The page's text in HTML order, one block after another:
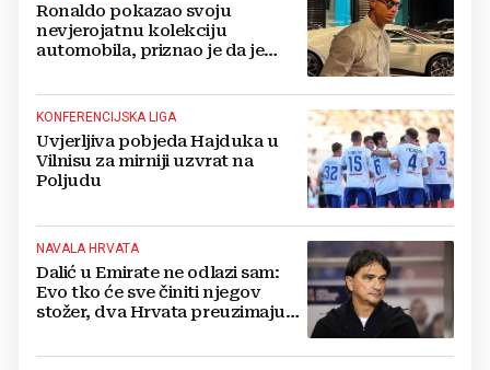
Ronaldo pokazao svoju
nevjerojatnu kolekciju
automobila, priznao je da je
KONFERENCIJSKA LIGA
Uvjerljiva pobjeda Hajduka u
Vilnisu za mirniji uzvrat na
Poljudu
NAVALA HRVATA
Dalić u Emirate ne odlazi sam:
Evo tko će sve činiti njegov
stožer, dva Hrvata preuzimaju